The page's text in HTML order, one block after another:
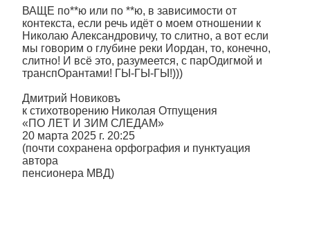
ВАЩЕ по**ю или по **ю, в зависимости от
контекста, если речь идёт о моем отношении к
Николаю Александровичу, то слитно, а вот если
мы говорим о глубине реки Иордан, то, конечно,
слитно! И всё это, разумеется, с парОдигмой и
транспОрантами! ГЫ-ГЫ-ГЫ!)))
Дмитрий Новиковъ
к стихотворению Николая Отпущения
«ПО ЛЕТ И ЗИМ СЛЕДАМ»
20 марта 2025 г. 20:25
(почти сохранена орфография и пунктуация
автора
пенсионера МВД)